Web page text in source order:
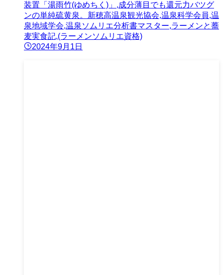
装置「湯雨竹(ゆめちく)」,成分薄目でも還元力バツグ
ンの単純硫黄泉。新穂高温泉観光協会,温泉科学会員,温
泉地域学会,温泉ソムリエ分析書マスター,ラーメンと蕎
麦実食記,(ラーメンソムリエ資格)
2024年9月1日